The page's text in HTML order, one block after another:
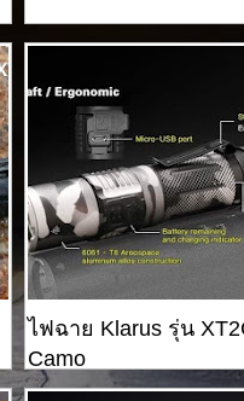
ไฟฉาย Klarus รุ่น
Camo